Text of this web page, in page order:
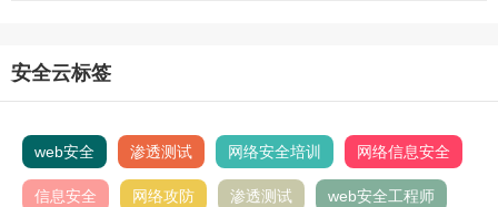
安全云标签
web安全 渗透测试 网络安全培训 网络信息安全
信息安全 网络攻防 渗透测试 web安全工程师